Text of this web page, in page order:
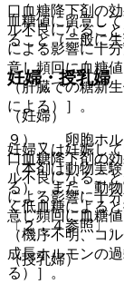
血糖値に留意し
ること（一般に
妊婦・授乳婦
（妊婦）
妊婦又は妊娠し
（本剤は動物実
る）。また、動
く低血糖による
〔２．４参照〕。
（授乳婦）
口血糖降下剤の
ル不良になるこ
による影響に十
意し頻回に血糖
（肝臓での糖新
による）］。
９）． 卵胞ホル
口血糖降下剤の
ル不良になるこ
による影響に十
意し頻回に血糖
（機序不明、コ
成長ホルモンの
る）］。